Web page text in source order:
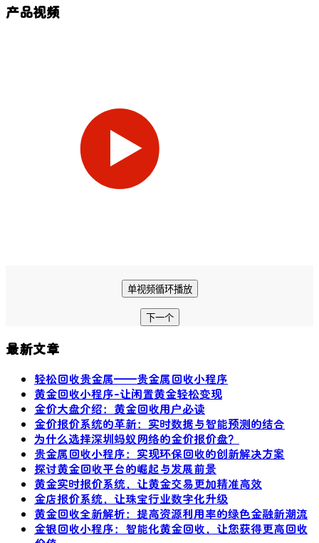
产品视频
单视频循环播放
下一个
最新文章
轻松回收贵金属——贵金属回收小程序
黄金回收小程序-让闲置黄金轻松变现
金价大盘介绍：黄金回收用户必读
金价报价系统的革新：实时数据与智能预测的结合
为什么选择深圳蚂蚁网络的金价报价盘？
贵金属回收小程序：实现环保回收的创新解决方案
探讨黄金回收平台的崛起与发展前景
黄金实时报价系统，让黄金交易更加精准高效
金店报价系统，让珠宝行业数字化升级
黄金回收全新解析：提高资源利用率的绿色金融新潮流
金银回收小程序：智能化黄金回收，让您获得更高回收